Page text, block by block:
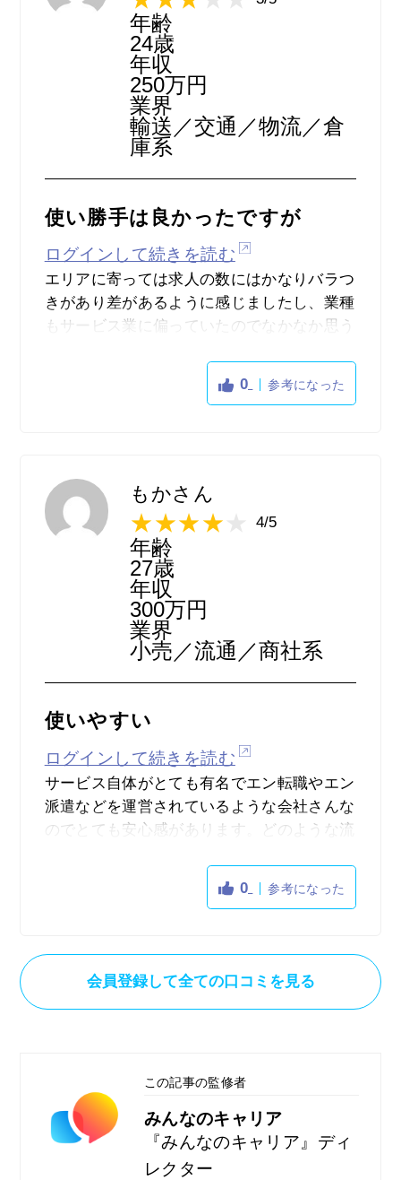
年齢
24歳
年収
250万円
業界
輸送／交通／物流／倉
庫系
使い勝手は良かったですが
ログインして続きを読む
エリアに寄っては求人の数にはかなりバラつ
きがあり差があるように感じましたし、業種
もサービス業に偏っていたのでなかなか思う
は多かったので、そういった方には向いてい
たが、検索機能や保存機能などは直感的に使
え使い勝手が良かったので、サイト自体は非
常に扱いやすくて良かったと思います。ま
た、自分が求めているような求人はなかった
ですが、更新は早かったのでその点は良かっ
0 参考になった
もかさん
4/5
年齢
27歳
年収
300万円
業界
小売／流通／商社系
使いやすい
ログインして続きを読む
サービス自体がとても有名でエン転職やエン
派遣などを運営されているような会社さんな
のでとても安心感があります。どのような流
した。また、検索方法自体もたくさんあって
探すことができるという点が良いです。なか
なかバイト検索となったら時間がかかってし
気軽にアルバイトの検索ができるようになっ
ていて大手という安心感もあるので使いやす
いです。求人自体もたくさんあるので視野も
広がるしありがたいです。
0 参考になった
会員登録して全ての口コミを見る
この記事の監修者
みんなのキャリア
『みんなのキャリア』ディ
レクター